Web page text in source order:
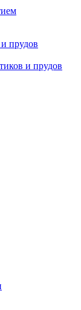
прудов
и прудов